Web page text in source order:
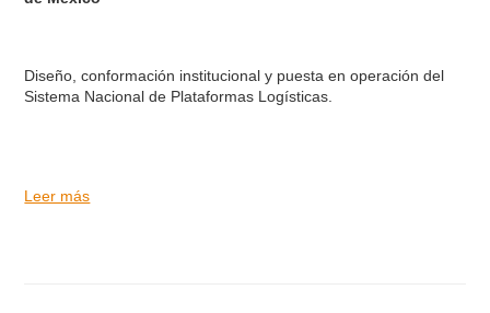
Diseño, conformación institucional y puesta en operación del
Sistema Nacional de Plataformas Logísticas.
Leer más